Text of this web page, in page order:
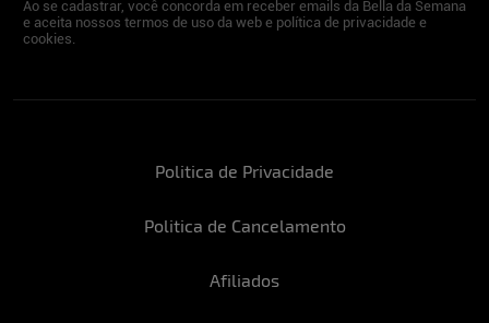
Politica de Privacidade
Politica de Cancelamento
Afiliados
Ao se cadastrar, você concorda em receber emails da Bella da Semana
e aceita nossos termos de uso da web e política de privacidade e
cookies.